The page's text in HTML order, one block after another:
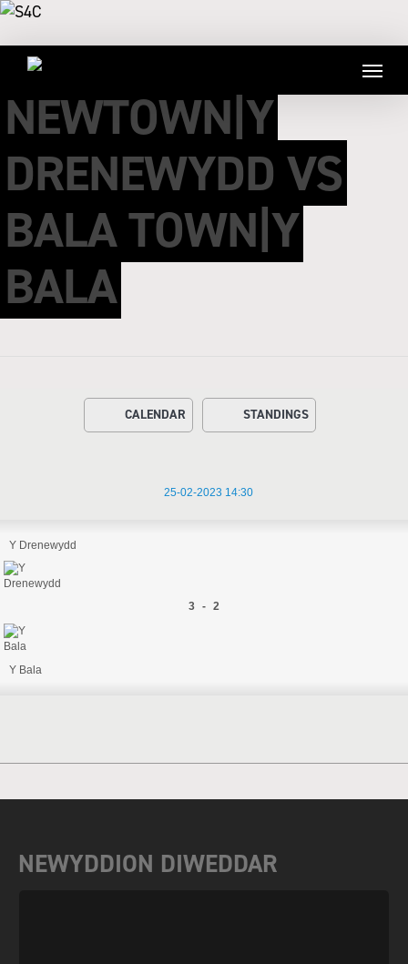
NEWTOWN|Y
DRENEWYDD VS
BALA TOWN|Y
BALA
CALENDAR STANDINGS
25-02-2023 14:30
Y Drenewydd
3 - 2
Y Bala
NEWYDDION DIWEDDAR